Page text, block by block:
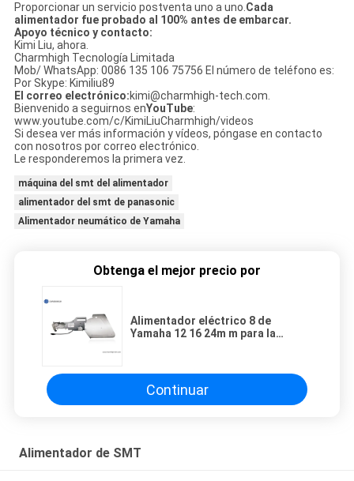
Proporcionar un servicio postventa uno a uno.Cada
alimentador fue probado al 100% antes de embarcar.
Apoyo técnico y contacto:
Kimi Liu, ahora.
Charmhigh Tecnología Limitada
Mob/ WhatsApp: 0086 135 106 75756 El número de teléfono es:
Por Skype: Kimiliu89
El correo electrónico:kimi@charmhigh-tech.com.
Bienvenido a seguirnos enYouTube:
www.youtube.com/c/KimiLiuCharmhigh/videos
Si desea ver más información y vídeos, póngase en contacto
con nosotros por correo electrónico.
Le responderemos la primera vez.
máquina del smt del alimentador
alimentador del smt de panasonic
Alimentador neumático de Yamaha
Obtenga el mejor precio por
Alimentador eléctrico 8 de
Yamaha 12 16 24m m para la
SMT
Continuar
Alimentador de SMT